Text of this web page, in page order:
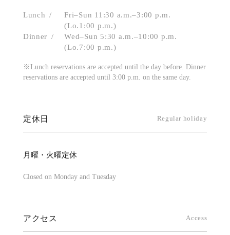
Lunch
Fri–Sun 11:30 a.m.–3:00 p.m.
(Lo.1:00 p.m.)
Dinner
Wed–Sun 5:30 a.m.–10:00 p.m.
(Lo.7:00 p.m.)
※Lunch reservations are accepted until the day before. Dinner
reservations are accepted until 3:00 p.m. on the same day.
定休日 Regular holiday
月曜・火曜定休
Closed on Monday and Tuesday
アクセス Access